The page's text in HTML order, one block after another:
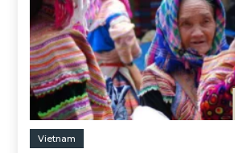
Vietnam